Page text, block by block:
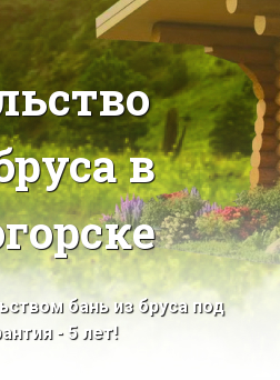
в
бань из бруса под
- 5 лет!